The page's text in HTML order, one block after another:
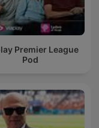
Premier League
Pod